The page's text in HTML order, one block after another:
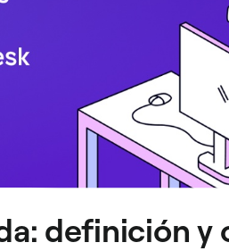
definición y